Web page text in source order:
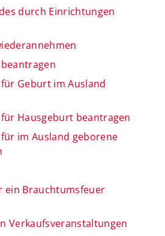
durch Einrichtungen
Geburt im Ausland
Hausgeburt beantragen
im Ausland geborene
ein Brauchtumsfeuer
Verkaufsveranstaltungen